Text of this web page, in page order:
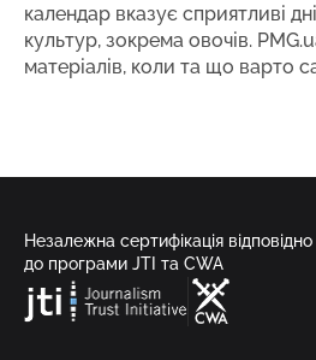
календар вказує сприятливі
культур, зокрема овочів.
матеріалів, коли та що варто
Незалежна сертифікація відповідно
до програми JTI та CWA